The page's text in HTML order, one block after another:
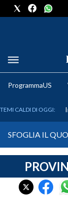
METEO
CRONACA
CAGLIARI
ProgrammaUS
TEMI CALDI DI OGGI:
SFOGLIA IL